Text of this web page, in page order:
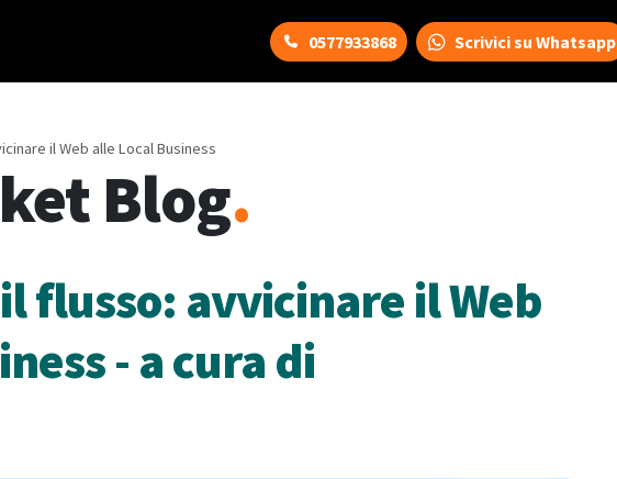
0577933868 Scrivici su Whatsapp
il Web alle Local Business
Blog.
flusso: avvicinare il Web
- a cura di